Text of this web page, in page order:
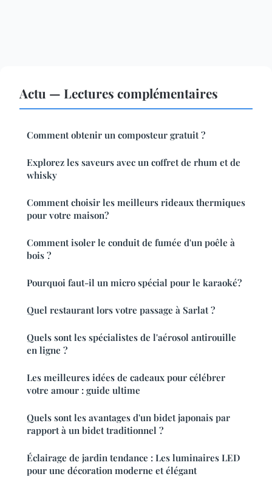
Actu — Lectures complémentaires
Comment obtenir un composteur gratuit ?
Explorez les saveurs avec un coffret de rhum et de
whisky
Comment choisir les meilleurs rideaux thermiques
pour votre maison?
Comment isoler le conduit de fumée d'un poêle à
bois ?
Pourquoi faut-il un micro spécial pour le karaoké?
Quel restaurant lors votre passage à Sarlat ?
Quels sont les spécialistes de l'aérosol antirouille
en ligne ?
Les meilleures idées de cadeaux pour célébrer
votre amour : guide ultime
Quels sont les avantages d'un bidet japonais par
rapport à un bidet traditionnel ?
Éclairage de jardin tendance : Les luminaires LED
pour une décoration moderne et élégant